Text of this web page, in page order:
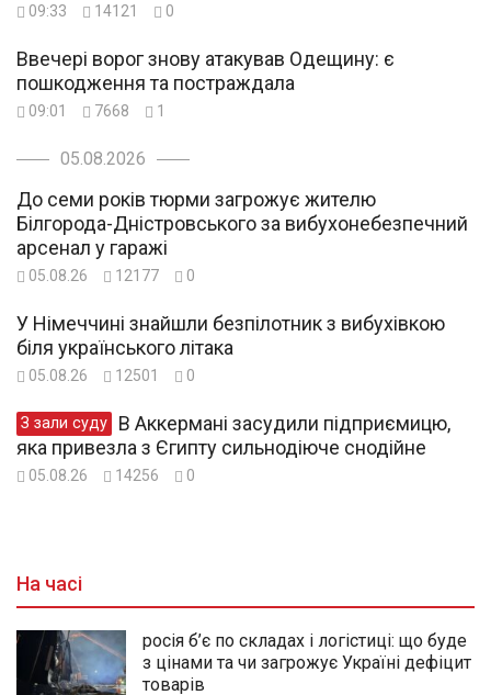
09:33 14121 0
Ввечері ворог знову атакував Одещину: є
пошкодження та постраждала
09:01 7668 1
05.08.2026
До семи років тюрми загрожує жителю
Білгорода-Дністровського за вибухонебезпечний
арсенал у гаражі
05.08.26 12177 0
У Німеччині знайшли безпілотник з вибухівкою
біля українського літака
05.08.26 12501 0
З зали суду
яка привезла з Єгипту сильнодіюче снодійне
05.08.26 14256 0
На часі
росія б’є по складах і логістиці: що буде
з цінами та чи загрожує Україні дефіцит
товарів